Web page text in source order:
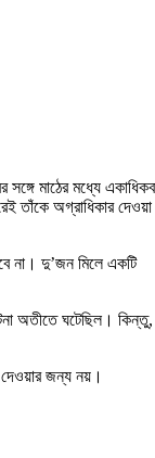
মাঠের মধ্যে
তাঁকে অগ্রাধিকার দেওয়া
না। দু’জন মিলে একটি
অতীতে ঘটেছিল। কিন্তু,
জন্য নয়।